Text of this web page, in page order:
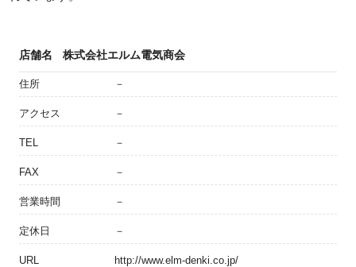
店舗名 株式会社エルム電気商会
住所 －
アクセス －
TEL －
FAX －
営業時間 －
定休日 －
URL http://www.elm-denki.co.jp/